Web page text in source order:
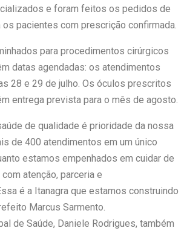
e foram feitos os pedidos de
os pacientes com prescrição confirmada.
para procedimentos cirúrgicos
datas agendadas: os atendimentos
28 e 29 de julho. Os óculos prescritos
entrega prevista para o mês de agosto.
de qualidade é prioridade da nossa
de 400 atendimentos em um único
estamos empenhados em cuidar de
atenção, parceria e
é a Itanagra que estamos construindo
Marcus Sarmento.
de Saúde, Daniele Rodrigues, também